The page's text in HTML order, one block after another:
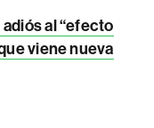
al “efecto
viene nueva